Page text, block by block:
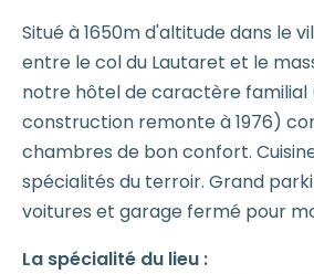
Situé à 1650m d'altitude dans le
entre le col du Lautaret et le
notre hôtel de caractère familial
construction remonte à 1976)
chambres de bon confort.
spécialités du terroir. Grand
voitures et garage fermé pour
La spécialité du lieu :